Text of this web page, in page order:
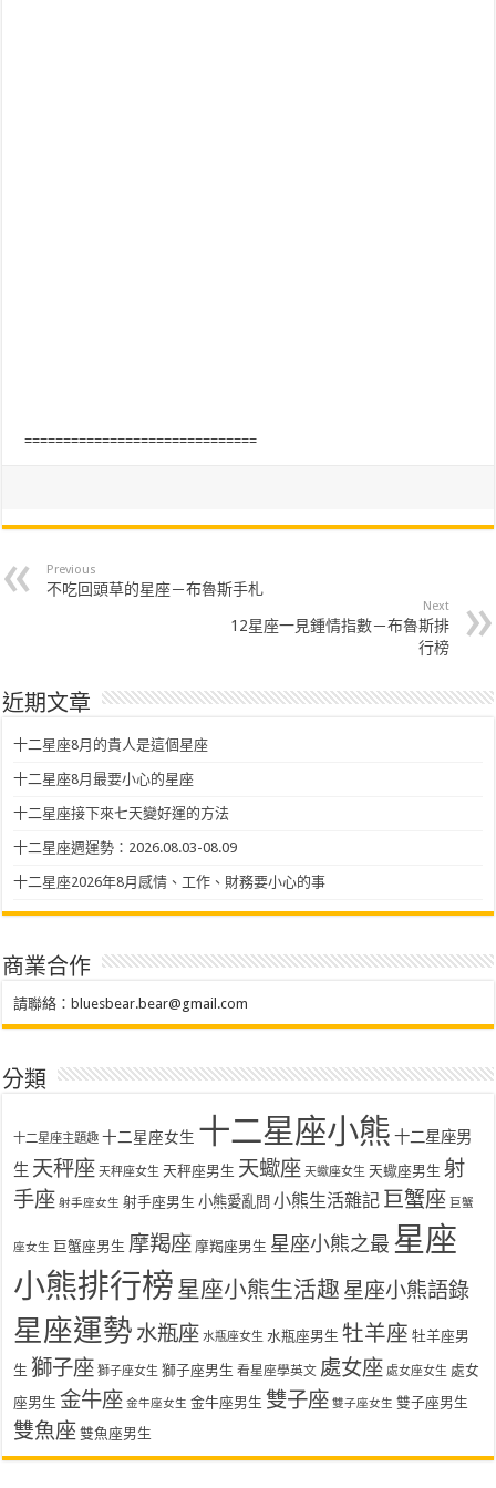
==============================
Previous
不吃回頭草的星座－布魯斯手札
Next
12星座一見鍾情指數－布魯斯排
行榜
近期文章
十二星座8月的貴人是這個星座
十二星座8月最要小心的星座
十二星座接下來七天變好運的方法
十二星座週運勢：2026.08.03-08.09
十二星座2026年8月感情、工作、財務要小心的事
商業合作
請聯絡： bluesbear.bear@gmail.com
分類
十二星座主題趣 十二星座女生 十二星座小熊 十二星座男
生 天秤座 天秤座女生 天秤座男生 天蠍座 天蠍座女生 天蠍座男生 射
手座 射手座女生 射手座男生 小熊愛亂問 小熊生活雜記 巨蟹座 巨蟹
座女生 巨蟹座男生 摩羯座 摩羯座男生 星座小熊之最 星座
小熊排行榜 星座小熊生活趣 星座小熊語錄
星座運勢 水瓶座 水瓶座女生 水瓶座男生 牡羊座 牡羊座男
生 獅子座 獅子座女生 獅子座男生 看星座學英文 處女座 處女座女生 處女
座男生 金牛座 金牛座女生 金牛座男生 雙子座 雙子座女生 雙子座男生
雙魚座 雙魚座男生